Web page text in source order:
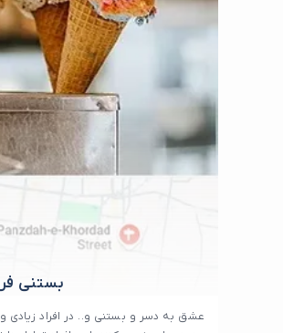
بستنی فروشی
عشق به دسر و بستنی و.. در افراد زیادی